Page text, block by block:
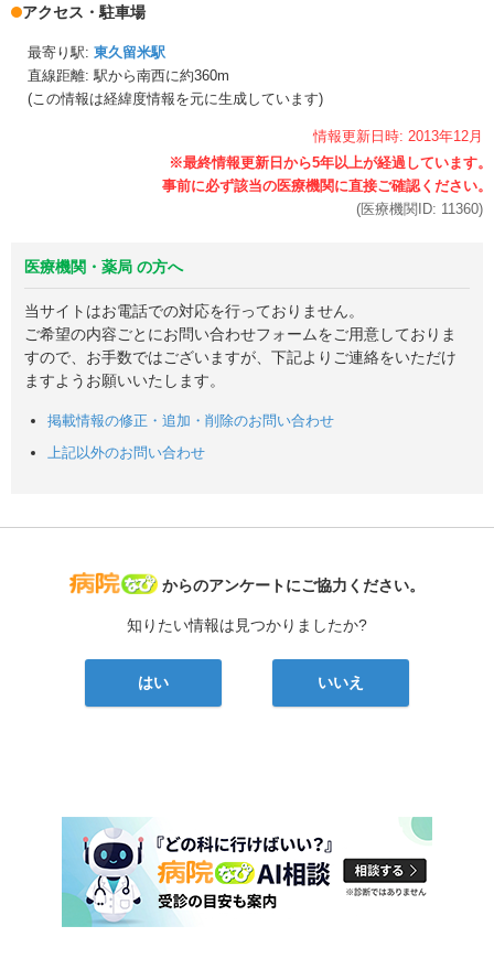
アクセス・駐車場
最寄り駅: 東久留米駅
直線距離: 駅から南西に約360m
(この情報は経緯度情報を元に生成しています)
情報更新日時: 2013年12月
(医療機関ID: 11360)
医療機関・薬局 の方へ
当サイトはお電話での対応を行っておりません。
ご希望の内容ごとにお問い合わせフォームをご用意しておりま
すので、お手数ではございますが、下記よりご連絡をいただけ
ますようお願いいたします。
掲載情報の修正・追加・削除のお問い合わせ
上記以外のお問い合わせ
病院なび
からのアンケートにご協力ください。
知りたい情報は見つかりましたか?
はい いいえ